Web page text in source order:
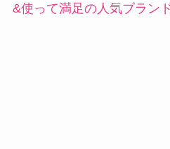
&使って満足の人気ブラン